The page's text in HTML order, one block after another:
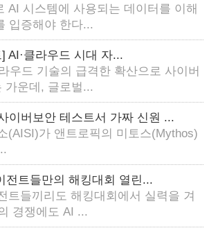
AI 시스템에 사용되는 데이터를 이해
입증해야 한다...
AI·클라우드 시대 자...
우드 기술의 급격한 확산으로 사이버
가운데, 글로벌...
이버보안 테스트서 가짜 신원 ...
(AISI)가 앤트로픽의 미토스(Mythos)
전트들만의 해킹대회 열린...
트들끼리도 해킹대회에서 실력을 겨
경쟁에도 AI ...